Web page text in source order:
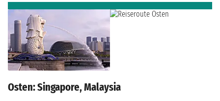
Osten: Singapore, Malaysia